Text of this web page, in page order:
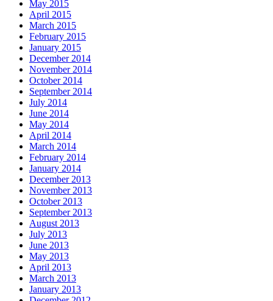
May 2015
April 2015
March 2015
February 2015
January 2015
December 2014
November 2014
October 2014
September 2014
July 2014
June 2014
May 2014
April 2014
March 2014
February 2014
January 2014
December 2013
November 2013
October 2013
September 2013
August 2013
July 2013
June 2013
May 2013
April 2013
March 2013
January 2013